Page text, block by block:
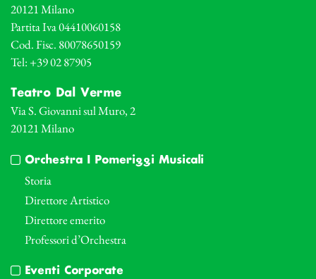
20121 Milano
Partita Iva 04410060158
Cod. Fisc. 80078650159
Tel: +39 02 87905
Teatro Dal Verme
Via S. Giovanni sul Muro, 2
20121 Milano
Orchestra I Pomeriggi Musicali
Storia
Direttore Artistico
Direttore emerito
Professori d’Orchestra
Eventi Corporate